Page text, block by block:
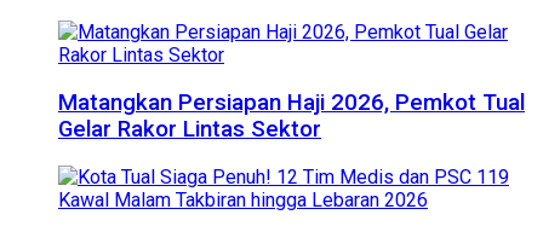
Matangkan Persiapan Haji 2026, Pemkot Tual
Gelar Rakor Lintas Sektor